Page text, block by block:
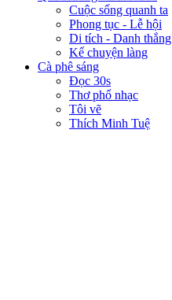
Cuộc sống quanh ta
Phong tục - Lễ hội
Di tích - Danh thắng
Kể chuyện làng
Cà phê sáng
Đọc 30s
Thơ phổ nhạc
Tôi vẽ
Thích Minh Tuệ